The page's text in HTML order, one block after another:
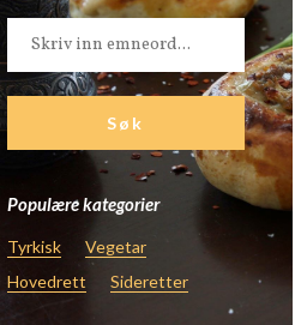
Populære kategorier
Tyrkisk
Vegetar
Hovedrett
Sideretter